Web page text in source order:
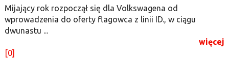
Mijający rok rozpoczął się dla Volkswagena od
wprowadzenia do oferty flagowca z linii ID., w ciągu
dwunastu ...
więcej
[0]